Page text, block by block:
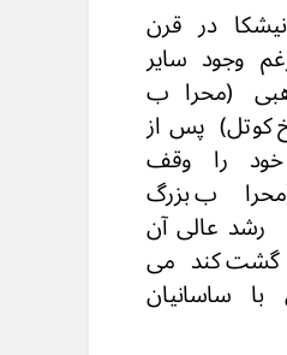
در قرن
وجود سایر
(محراب
کوتل) پس از
را وقف
بزرگ
رشد عالی آن
کند می
با ساسانیان